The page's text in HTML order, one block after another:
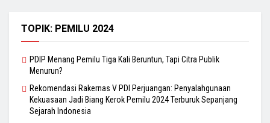
TOPIK: PEMILU 2024
PDIP Menang Pemilu Tiga Kali Beruntun, Tapi Citra Publik
Menurun?
Rekomendasi Rakernas V PDI Perjuangan: Penyalahgunaan
Kekuasaan Jadi Biang Kerok Pemilu 2024 Terburuk Sepanjang
Sejarah Indonesia